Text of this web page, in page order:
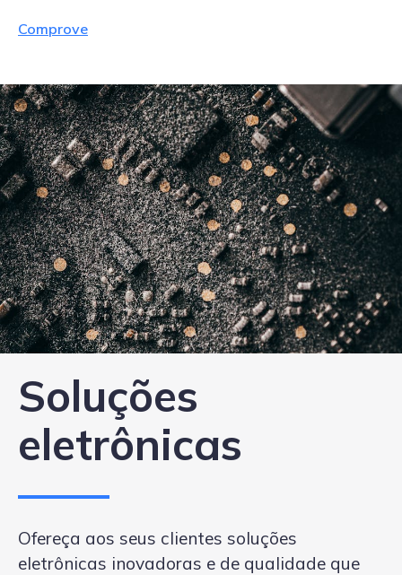
Comprove
Soluções
eletrônicas
Ofereça aos seus clientes soluções
eletrônicas inovadoras e de qualidade que